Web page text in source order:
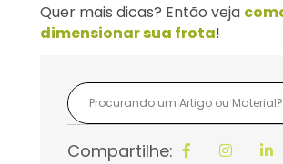
Quer mais dicas? Então veja
dimensionar sua frota!
Compartilhe: